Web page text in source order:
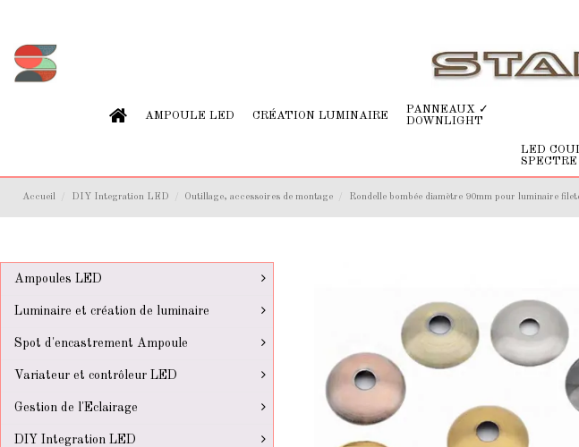
AMPOULE LED CRÉATION LUMINAIRE
PANNEAUX ✓
DOWNLIGHT
LED
SPECTRE
Accueil DIY Integration LED Outillage, accessoires de montage Rondelle bombée diamètre 90mm pour luminaire
Ampoules LED
Luminaire et création de luminaire
Spot d'encastrement Ampoule
Variateur et contrôleur LED
Gestion de l'Eclairage
DIY Integration LED